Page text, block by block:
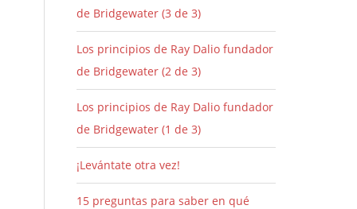
de Bridgewater (3 de 3)
Los principios de Ray Dalio fundador
de Bridgewater (2 de 3)
Los principios de Ray Dalio fundador
de Bridgewater (1 de 3)
¡Levántate otra vez!
15 preguntas para saber en qué